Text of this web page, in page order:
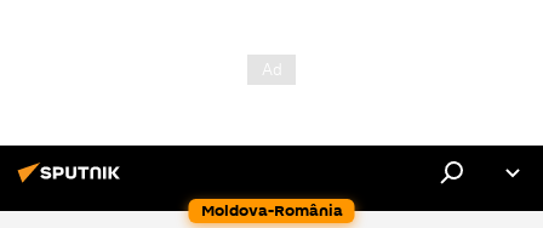
Moldova-România